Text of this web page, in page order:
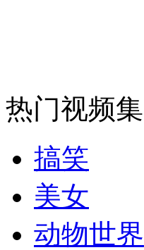
消防员救轻生者 花炮
纽约上演“枕头大战”
司机酒驾遇交警 急速
热门视频集
搞笑
美女
动物世界